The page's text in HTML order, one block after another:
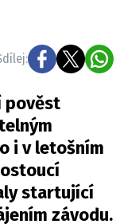
pověst
i v letošním
startující
závodu.